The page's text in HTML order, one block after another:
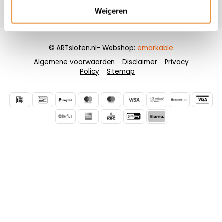
Weigeren
Contactgegevens
Algemene voorwaarden Disclaimer
Privacy
Policy
Sitemap
© ARTsloten.nl- Webshop: emarkable